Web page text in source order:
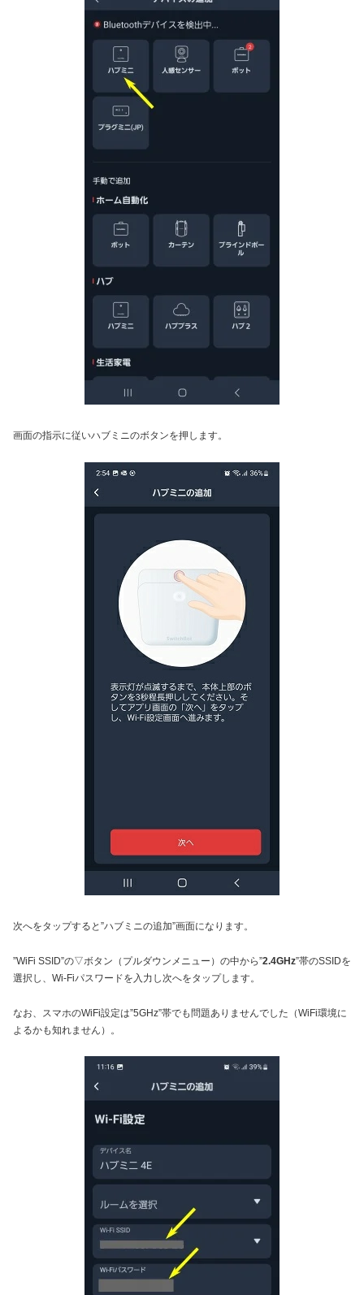
画面の指示に従いハブミニのボタンを押します。
次へをタップすると”ハブミニの追加”画面になります。
”WiFi SSID”の▽ボタン（プルダウンメニュー）の中から”2.4GHz”帯のSSIDを
選択し、Wi-Fiパスワードを入力し次へをタップします。
なお、スマホのWiFi設定は”5GHz”帯でも問題ありませんでした（WiFi環境に
よるかも知れません）。